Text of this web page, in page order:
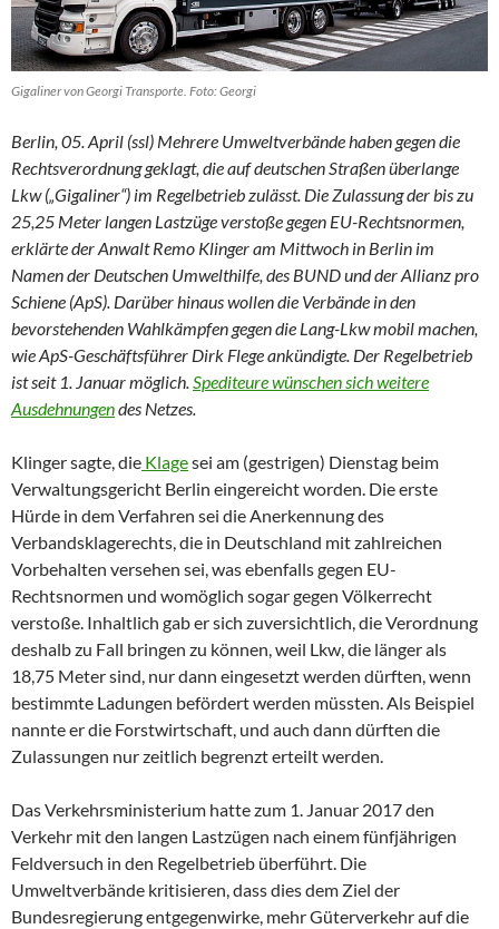
Gigaliner von Georgi Transporte. Foto: Georgi
Berlin, 05. April (ssl) Mehrere Umweltverbände haben gegen die
Rechtsverordnung geklagt, die auf deutschen Straßen überlange
Lkw („Gigaliner“) im Regelbetrieb zulässt. Die Zulassung der bis zu
25,25 Meter langen Lastzüge verstoße gegen EU-Rechtsnormen,
erklärte der Anwalt Remo Klinger am Mittwoch in Berlin im
Namen der Deutschen Umwelthilfe, des BUND und der Allianz pro
Schiene (ApS). Darüber hinaus wollen die Verbände in den
bevorstehenden Wahlkämpfen gegen die Lang-Lkw mobil machen,
wie ApS-Geschäftsführer Dirk Flege ankündigte. Der Regelbetrieb
ist seit 1. Januar möglich.Spediteure wünschen sich weitere
Ausdehnungendes Netzes.
Klinger sagte, die Klagesei am (gestrigen) Dienstag beim
Verwaltungsgericht Berlin eingereicht worden. Die erste
Hürde in dem Verfahren sei die Anerkennung des
Verbandsklagerechts, die in Deutschland mit zahlreichen
Vorbehalten versehen sei, was ebenfalls gegen EU-
Rechtsnormen und womöglich sogar gegen Völkerrecht
verstoße. Inhaltlich gab er sich zuversichtlich, die Verordnung
deshalb zu Fall bringen zu können, weil Lkw, die länger als
18,75 Meter sind, nur dann eingesetzt werden dürften, wenn
bestimmte Ladungen befördert werden müssten. Als Beispiel
nannte er die Forstwirtschaft, und auch dann dürften die
Zulassungen nur zeitlich begrenzt erteilt werden.
Das Verkehrsministerium hatte zum 1. Januar 2017 den
Verkehr mit den langen Lastzügen nach einem fünfjährigen
Feldversuch in den Regelbetrieb überführt. Die
Umweltverbände kritisieren, dass dies dem Ziel der
Bundesregierung entgegenwirke, mehr Güterverkehr auf die